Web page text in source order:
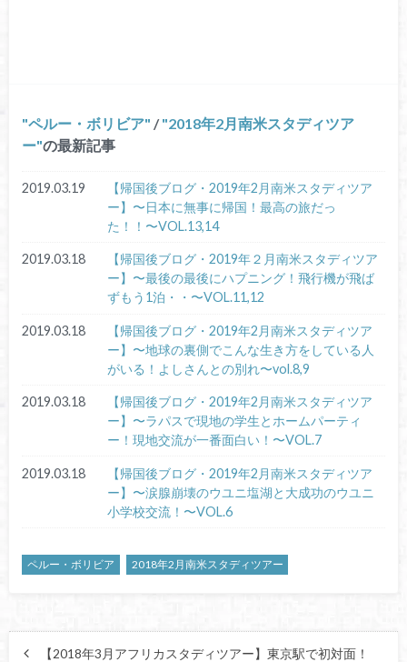
ペルー・ボリビア / 2018年2月南米スタディツア
ー の最新記事
2019.03.19
【帰国後ブログ・2019年2月南米スタディツア
ー】〜日本に無事に帰国！最高の旅だっ
た！！〜VOL.13,14
2019.03.18
【帰国後ブログ・2019年２月南米スタディツア
ー】〜最後の最後にハプニング！飛行機が飛ば
ずもう1泊・・〜VOL.11,12
2019.03.18
【帰国後ブログ・2019年2月南米スタディツア
ー】〜地球の裏側でこんな生き方をしている人
がいる！よしさんとの別れ〜vol.8,9
2019.03.18
【帰国後ブログ・2019年2月南米スタディツア
ー】〜ラパスで現地の学生とホームパーティ
ー！現地交流が一番面白い！〜VOL.7
2019.03.18
【帰国後ブログ・2019年2月南米スタディツア
ー】〜涙腺崩壊のウユニ塩湖と大成功のウユニ
小学校交流！〜VOL.6
ペルー・ボリビア 2018年2月南米スタディツアー
【2018年3月アフリカスタディツアー】東京駅で初対面！